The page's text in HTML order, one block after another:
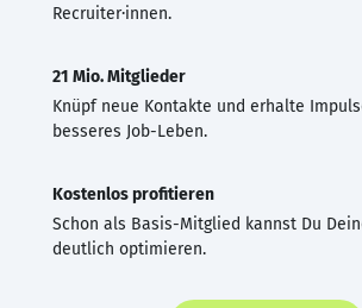
Recruiter·innen.
21 Mio. Mitglieder
Knüpf neue Kontakte und erhalte
besseres Job-Leben.
Kostenlos profitieren
Schon als Basis-Mitglied kannst Du
deutlich optimieren.